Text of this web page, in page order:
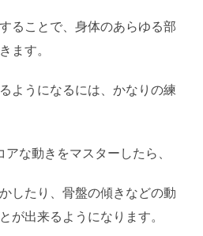
ることで、身体のあらゆる部
ます。
ようになるには、かなりの練
な動きをマスターしたら、
したり、骨盤の傾きなどの動
が出来るようになります。